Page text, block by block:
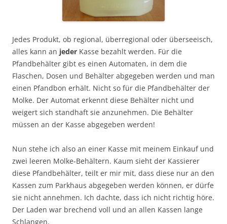
Jedes Produkt, ob regional, überregional oder überseeisch,
alles kann an jeder Kasse bezahlt werden. Für die
Pfandbehälter gibt es einen Automaten, in dem die
Flaschen, Dosen und Behälter abgegeben werden und man
einen Pfandbon erhält. Nicht so für die Pfandbehälter der
Molke. Der Automat erkennt diese Behälter nicht und
weigert sich standhaft sie anzunehmen. Die Behälter
müssen an der Kasse abgegeben werden!
Nun stehe ich also an einer Kasse mit meinem Einkauf und
zwei leeren Molke-Behältern. Kaum sieht der Kassierer
diese Pfandbehälter, teilt er mir mit, dass diese nur an den
Kassen zum Parkhaus abgegeben werden können, er dürfe
sie nicht annehmen. Ich dachte, dass ich nicht richtig höre.
Der Laden war brechend voll und an allen Kassen lange
Schlangen.